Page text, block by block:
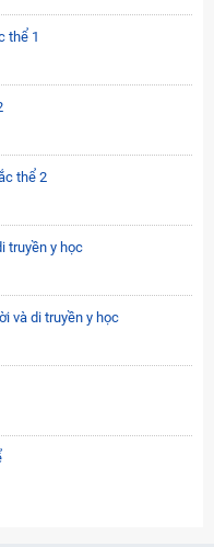
thể 1
thể 2
truyền y học
và di truyền y học